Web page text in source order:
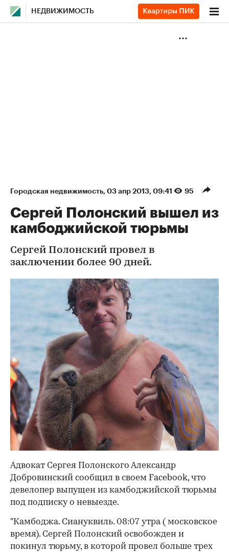
НЕДВИЖИМОСТЬ
Городская недвижимость⁠, 03 апр 2013, 09:41 95
Сергей Полонский вышел из
камбоджийской тюрьмы
Сергей Полонский провел в
заключении более 90 дней.
Адвокат Сергея Полонского Александр
Добровинский сообщил в своем Facebook, что
девелопер выпущен из камбоджийской тюрьмы
под подписку о невыезде.
"Камбоджа. Сиануквиль. 08:07 утра ( московское
время). Сергей Полонский освобожден и
покинул тюрьму, в которой провел больше трех